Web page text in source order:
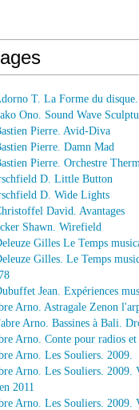
T. La Forme du
Ono. Sound Wave
Pierre. Avid-Diva
Pierre. Damn Mad
Pierre. Orchestre
D. Little Button
D. Wide Lights
David. Avantages
Shawn. Wirefield
Gilles Le Temps
Gilles. Le Temps
Jean. Expériences
Arno. Astragale Zenon
Arno. Bassines à Bali.
Arno. Conte pour radios
Arno. Les Souliers. 2009.
Arno. Les Souliers. 2009.
2011
Arno. Les Souliers. 2009.